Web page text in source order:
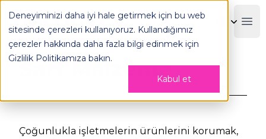
Deneyiminizi daha iyi hale getirmek için bu web
sitesinde çerezleri kullanıyoruz. Kullandığımız
çerezler hakkında daha fazla bilgi edinmek için
Gizlilik Politikamıza bakın.
Kabul et
OPLOG
Geri Dön
Sarf Malzeme
Çoğunlukla işletmelerin ürünlerini korumak,